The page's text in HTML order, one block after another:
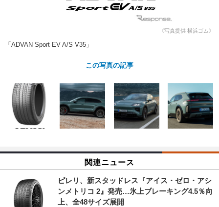
《写真提供 横浜ゴム》
「ADVAN Sport EV A/S V35」
この写真の記事
関連ニュース
ピレリ、新スタッドレス『アイス・ゼロ・アシ
ンメトリコ 2』発売…氷上ブレーキング4.5％向
上、全48サイズ展開